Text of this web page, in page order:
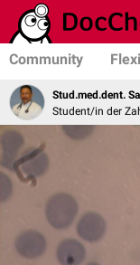
Community
Stud.med.dent.
Student/in der